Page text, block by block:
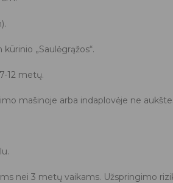
„Saulėgrąžos“.
12 metų.
mašinoje arba indaplovėje ne
nei 3 metų vaikams. Užspringimo